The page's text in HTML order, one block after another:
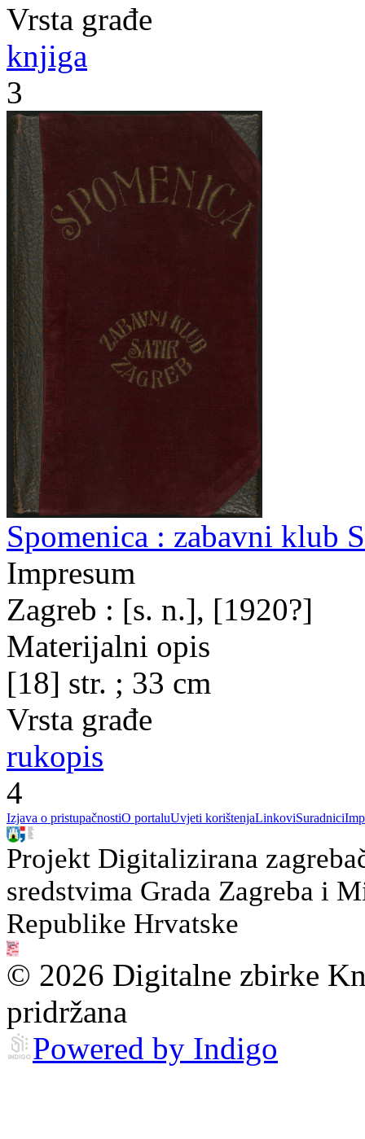
Vrsta građe
knjiga
3
Spomenica : zabavni klub
Impresum
Zagreb : [s. n.], [1920?]
Materijalni opis
[18] str. ; 33 cm
Vrsta građe
rukopis
4
Izjava o pristupačnostiO portaluUvjeti korištenjaLinkoviSuradnici
Projekt Digitalizirana
sredstvima Grada Zagreba i
Republike Hrvatske
© 2026 Digitalne zbirke
pridržana
Powered by Indigo